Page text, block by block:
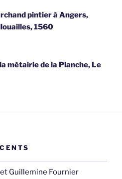
pintier à Angers,
1560
métairie de la Planche, Le
Guillemine Fournier